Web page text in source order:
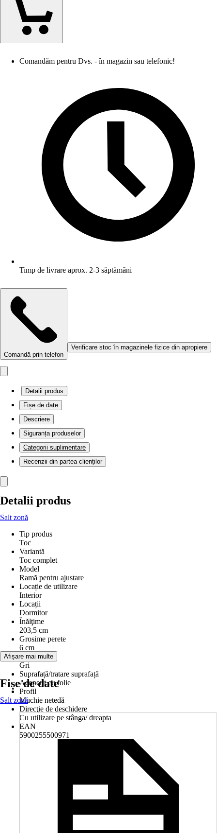
Comandăm pentru Dvs. - în magazin sau telefonic!
Timp de livrare aprox. 2-3 săptămâni
Comandă prin telefon
Verificare stoc în magazinele fizice din apropiere
Detalii produs
Fișe de date
Descriere
Siguranța produselor
Categorii suplimentare
Recenzii din partea clienților
Detalii produs
Salt zonă
Tip produs
Toc
Variantă
Toc complet
Model
Ramă pentru ajustare
Locație de utilizare
Interior
Locații
Dormitor
Înălţime
203,5 cm
Grosime perete
6 cm
Nuanţă
Gri
Suprafață/tratare suprafață
Acoperit cu folie
Profil
Muchie netedă
Direcţie de deschidere
Cu utilizare pe stânga/ dreapta
EAN
5900255500971
Afișare mai multe
Fișe de date
Salt zonă